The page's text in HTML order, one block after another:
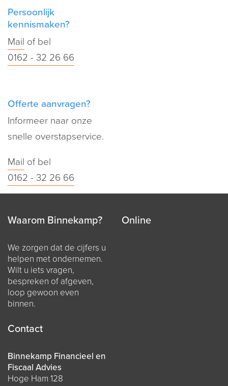
Persoonlijk
kennismaken?
Mail of bel
0162 - 32 26 66
Offerte aanvragen?
Informeer naar onze
snelle overstapservice.
Mail of bel
0162 - 32 26 66
Waarom Binnekamp?
We zorgen dat de cijfers u
helpen met ondernemen.
Wilt u iets vragen,
bespreken of afgeven,
loop gewoon even
binnen.
Online
Contact
Binnekamp Financieel en
Fiscaal Advies
Hoge Ham 128